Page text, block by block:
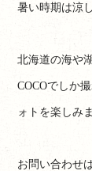
暑い時期は涼
北海道の海や
COCOでしか
ォトを楽しみ
お問い合わせ